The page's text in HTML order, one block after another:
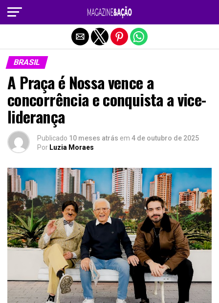
BRASIL
A Praça é Nossa vence a
concorrência e conquista a vice-
liderança
Publicado 10 meses atrás em 4 de outubro de 2025
Por Luzia Moraes
Sair da versão mobile